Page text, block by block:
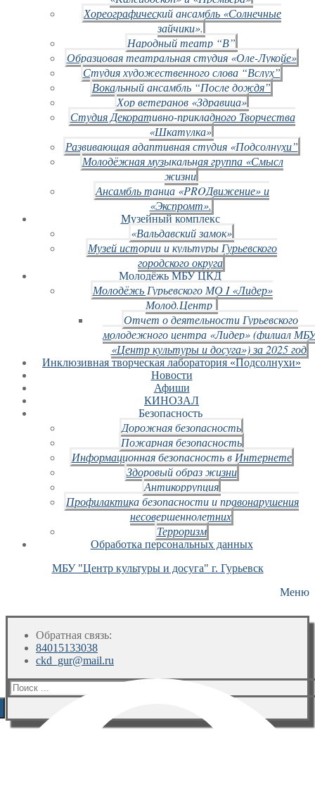
Хореографический ансамбль «Солнечные
зайчики».
Народный театр “В”
Образцовая театральная студия «Оле-Лукойе»
Студия художественного слова “Вслух”
Вокальный ансамбль “После дождя”
Хор ветеранов «Здравица»
Студия Декоративно-прикладного Творчества
«Шкатулка»
Развивающая адаптивная студия «Подсолнухи”
Молодёжная музыкальная группа «Смысл
жизни
Ансамбль танца «PROДвижение» и
«Экспромт».
Музейный комплекс
«Вальдавский замок»
Музей истории и культуры Гурьевского
городского округа
Молодёжь МБУ ЦКД
Молодёжь Гурьевского МО I «Лидер»
Молод.Центр
Отчет о деятельности Гурьевского
молодежного центра «Лидер» (филиал
«Центр культуры и досуга») за 2025 год
Инклюзивная творческая лаборатория «Подсолнухи»
Новости
Афиши
КИНОЗАЛ
Безопасность
Дорожная безопасность
Пожарная безопасность
Информационная безопасность в Интернете
Здоровый образ жизни
Антикоррупция
Профилактика безопасности и правонарушения
несовершеннолетних
Терроризм
Обработка персональных данных
МБУ "Центр культуры и досуга" г. Гурьевск
Меню
Обратная связь:
84015133038
ckd_gur@mail.ru
Искать: